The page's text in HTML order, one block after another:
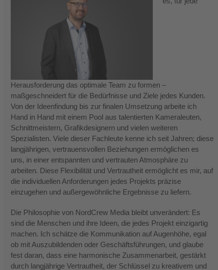
Herausforderung das optimale Team zu formen –
maßgeschneidert für die Bedürfnisse und Ziele jedes Kunden.
Von der Ideenfindung bis zur finalen Umsetzung arbeite ich
Hand in Hand mit einem Pool aus talentierten Kameraleuten,
Schnittmeistern, Grafikdesignern und vielen weiteren
Spezialisten. Viele dieser Fachleute kenne ich seit Jahren; diese
langjährigen, vertrauensvollen Beziehungen ermöglichen es
uns, in einer entspannten und vertrauten Atmosphäre zu
arbeiten. Diese Flexibilität und Vertrautheit ermöglicht es mir, auf
die individuellen Anforderungen jedes Projekts präzise
einzugehen und außergewöhnliche Ergebnisse zu liefern.
Die Philosophie von NordCrew Media bleibt unverändert: Es
sind die Menschen und ihre Ideen, die jedes Projekt einzigartig
machen. Ich schätze die Kommunikation auf Augenhöhe, egal
ob mit Auszubildenden oder Geschäftsführungen, und glaube
fest daran, dass eine harmonische Zusammenarbeit, gestärkt
durch langjährige Vertrautheit, der Schlüssel zu kreativem und